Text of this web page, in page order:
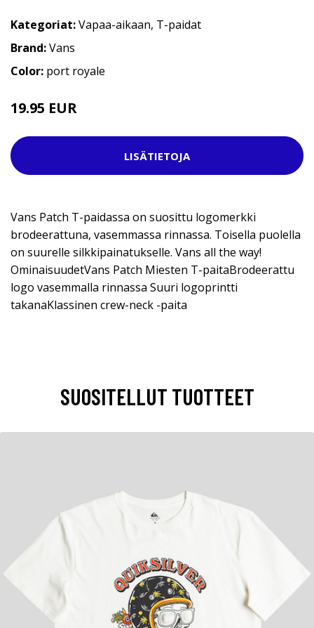
Kategoriat:Vapaa-aikaan, T-paidat
Brand:Vans
Color: port royale
19.95 EUR
LISÄTIETOJA
Vans Patch T-paidassa on suosittu logomerkki
brodeerattuna, vasemmassa rinnassa. Toisella puolella
on suurelle silkkipainatukselle. Vans all the way!
OminaisuudetVans Patch Miesten T-paitaBrodeerattu
logo vasemmalla rinnassa Suuri logoprintti
takanaKlassinen crew-neck -paita
SUOSITELLUT TUOTTEET